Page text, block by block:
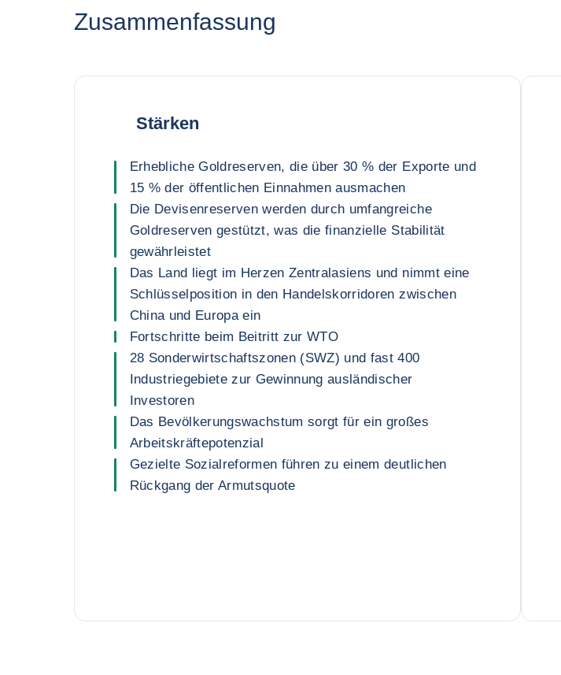
Zusammenfassung
Stärken
Erhebliche Goldreserven, die über 30 % der Exporte und
15 % der öffentlichen Einnahmen ausmachen
Die Devisenreserven werden durch umfangreiche
Goldreserven gestützt, was die finanzielle Stabilität
gewährleistet
Das Land liegt im Herzen Zentralasiens und nimmt eine
Schlüsselposition in den Handelskorridoren zwischen
China und Europa ein
Fortschritte beim Beitritt zur WTO
28 Sonderwirtschaftszonen (SWZ) und fast 400
Industriegebiete zur Gewinnung ausländischer
Investoren
Das Bevölkerungswachstum sorgt für ein großes
Arbeitskräftepotenzial
Gezielte Sozialreformen führen zu einem deutlichen
Rückgang der Armutsquote